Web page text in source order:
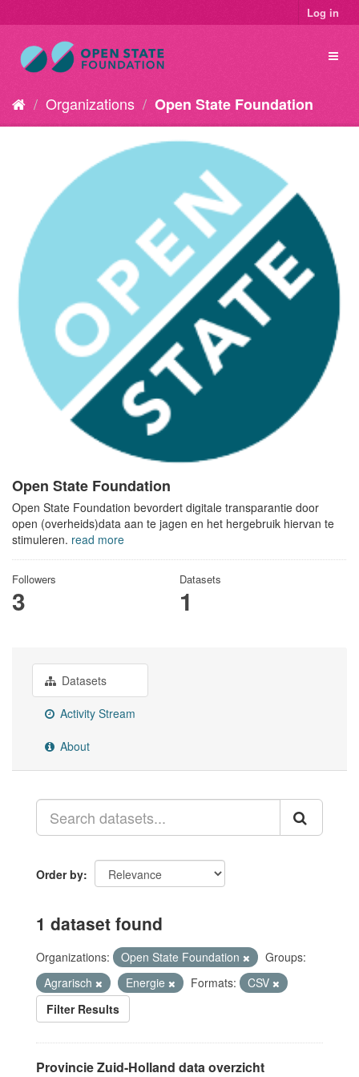
Log in
Organizations Open State Foundation
Open State Foundation
Open State Foundation bevordert digitale transparantie door
open (overheids)data aan te jagen en het hergebruik hiervan te
stimuleren. read more
Followers
3
Datasets
1
Datasets
Activity Stream
About
Order by
1 dataset found
Organizations: Open State Foundation
Groups:
Agrarisch
Energie Formats:
CSV
Filter Results
Provincie Zuid-Holland data overzicht